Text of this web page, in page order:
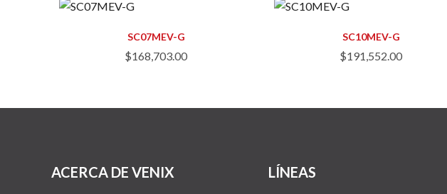
SC07MEV-G
$168,703.00
SC10MEV-G
$191,552.00
ACERCA DE VENIX LÍNEAS